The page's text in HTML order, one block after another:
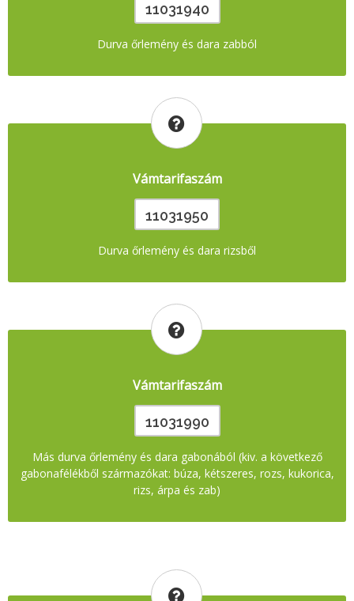
11031940
Durva őrlemény és dara zabból
Vámtarifaszám
11031950
Durva őrlemény és dara rizsből
Vámtarifaszám
11031990
Más durva őrlemény és dara gabonából (kiv. a következő
gabonafélékből származókat: búza, kétszeres, rozs, kukorica,
rizs, árpa és zab)